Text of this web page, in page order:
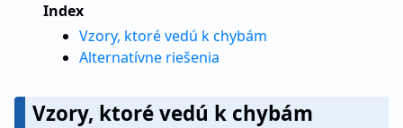
Index
Vzory, ktoré vedú k chybám
Alternatívne riešenia
Vzory, ktoré vedú k chybám